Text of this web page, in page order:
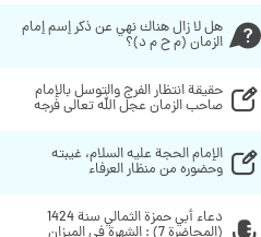
الزمان (م ح م د)؟
صاحب الزمان عجل الله تعالى فرجه
وحضوره من منظار العرفاء